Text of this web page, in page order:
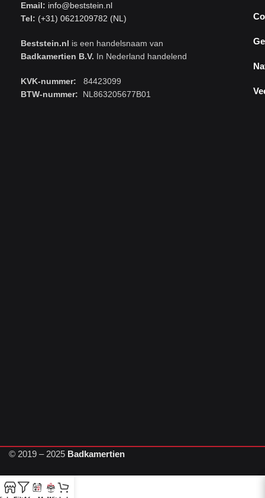
Email: info@beststein.nl
Tel: (+31) 0621209782 (NL)
Beststein.nl is een handelsnaam van
Badkamertien B.V. In Nederland handelend
KVK-nummer: 84423099
BTW-nummer: NL863205677B01
© 2019 – 2025 Badkamertien